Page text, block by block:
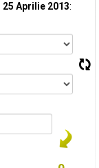
25 Aprilie 2013: